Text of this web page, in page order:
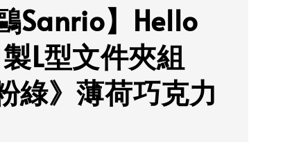
Sanrio】Hello
L型文件夾組
綠》薄荷巧克力